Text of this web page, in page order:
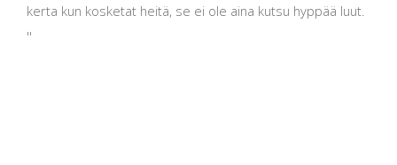
kerta kun kosketat heitä, se ei ole aina kutsu hyppää luut.
''